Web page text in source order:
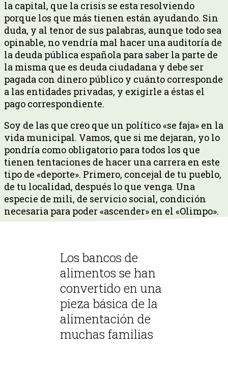
la capital, que la crisis se esta resolviendo
porque los que más tienen están ayudando. Sin
duda, y al tenor de sus palabras, aunque todo sea
opinable, no vendría mal hacer una auditoría de
la deuda pública española para saber la parte de
la misma que es deuda ciudadana y debe ser
pagada con dinero público y cuánto corresponde
a las entidades privadas, y exigirle a éstas el
pago correspondiente.
Soy de las que creo que un político «se faja» en la
vida municipal. Vamos, que si me dejaran, yo lo
pondría como obligatorio para todos los que
tienen tentaciones de hacer una carrera en este
tipo de «deporte». Primero, concejal de tu pueblo,
de tu localidad, después lo que venga. Una
especie de mili, de servicio social, condición
necesaria para poder «ascender» en el «Olimpo».
Los bancos de
alimentos se han
convertido en una
pieza básica de la
alimentación de
muchas familias